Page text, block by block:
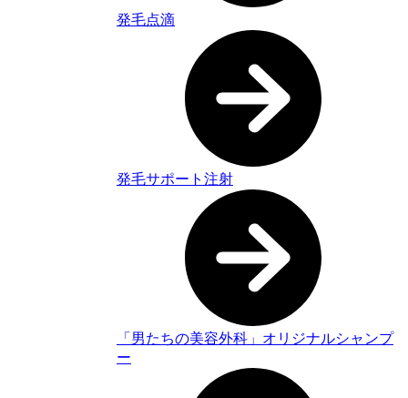
発毛点滴
発毛サポート注射
「男たちの美容外科」オリジナルシャンプ
ー